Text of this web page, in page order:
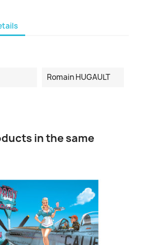
Romain HUGAULT
in the same